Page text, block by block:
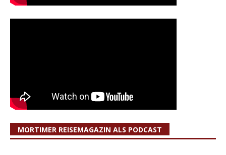
MORTIMER REISEMAGAZIN ALS PODCAST